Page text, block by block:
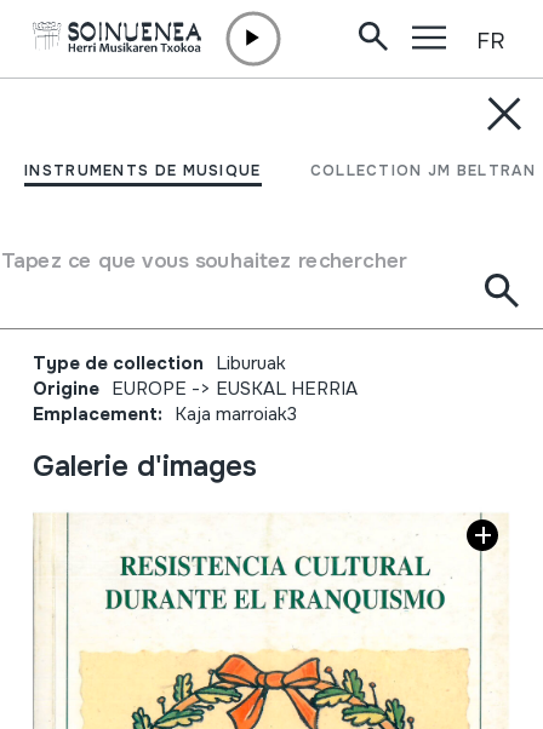
INSTRUMENTS DE MUSIQUE COLLECTION JM BELTRAN
Tapez ce que vous souhaitez rechercher
FR
Resistencia cultural
Grupo Danzas vascas
Type de collection Liburuak
Origine EUROPE -> EUSKAL HERRIA
Emplacement: Kaja marroiak3
Galerie d'images